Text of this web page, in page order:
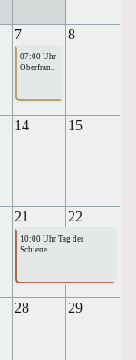
7 8
07:00 Uhr
Oberfran..
14 15
21 22
10:00 Uhr Tag der
Schiene
28 29